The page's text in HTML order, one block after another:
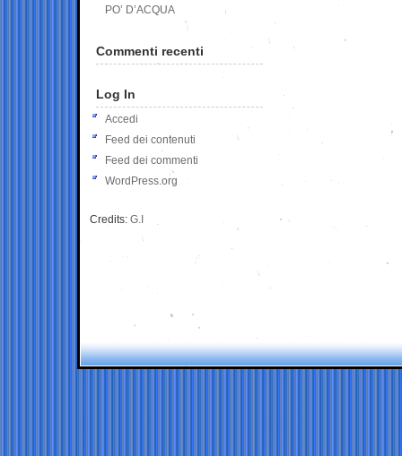
PO’ D’ACQUA
Commenti recenti
Log In
Accedi
Feed dei contenuti
Feed dei commenti
WordPress.org
Credits: G.I